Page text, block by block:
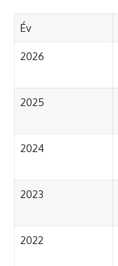
Év
2026
2025
2024
2023
2022